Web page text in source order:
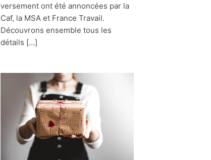
versement ont été annoncées par la
Caf, la MSA et France Travail.
Découvrons ensemble tous les
détails […]